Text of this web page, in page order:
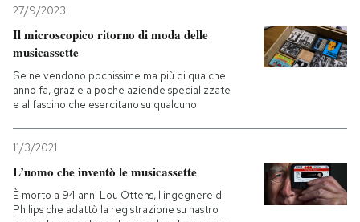
Mondo
Politica
Tecnologia
Internet
Scienza
Economia
Sport
Consumismi
Ok Boomer!
Mondiali calcio 2026
27/9/2023
Il microscopico ritorno di moda delle
musicassette
Se ne vendono pochissime ma più di qualche
anno fa, grazie a poche aziende specializzate
e al fascino che esercitano su qualcuno
11/3/2021
L’uomo che inventò le musicassette
È morto a 94 anni Lou Ottens, l'ingegnere di
Philips che adattò la registrazione su nastro